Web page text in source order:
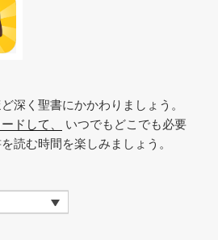
深く聖書にかかわりましょう。
ドして、
いつでもどこでも必要
読む時間を楽しみましょう。